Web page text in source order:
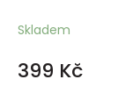
Skladem
399 Kč